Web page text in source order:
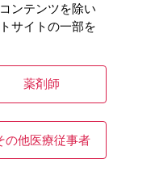
強調文字
［EMP002］
ンテンツを除い
サイトの一部を
薬剤師
の他医療従事者